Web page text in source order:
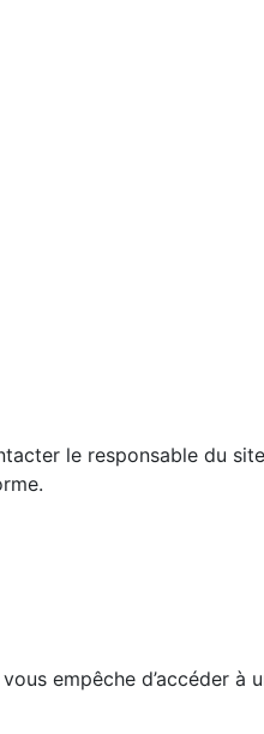
le responsable du
empêche d’accéder à